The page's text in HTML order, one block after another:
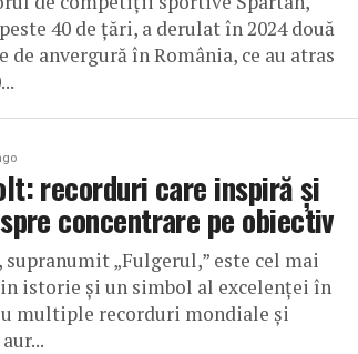
40 de țări, a derulat în 2024 două
de anvergură în România, ce au atras
recorduri care inspiră și
concentrare pe obiectiv
„Fulgerul,” este cel mai
istorie și un simbol al excelenței în
multiple recorduri mondiale și